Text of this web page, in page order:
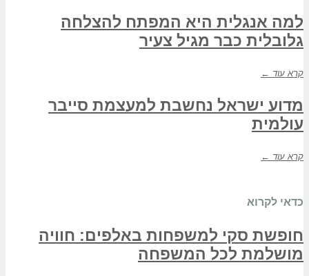
למה אנגלית היא המפתח להצלחה
גלובלית כבר מגיל צעיר
קרא עוד ←
מדוע ישראל נחשבת למעצמת סייבר
עולמית
קרא עוד ←
כדאי לקרוא
חופשת סקי למשפחות באלפים: חוויה
מושלמת לכל המשפחה